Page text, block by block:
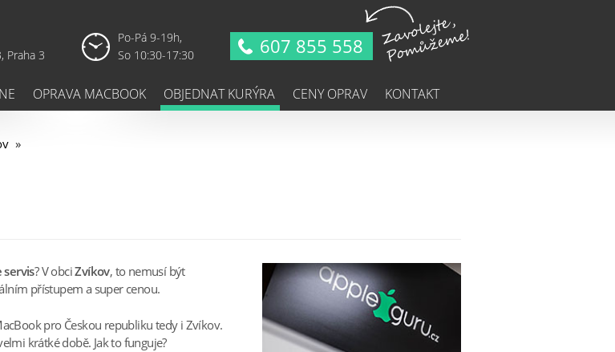
Praha 3
Po-Pá 9-19h,
So 10:30-17:30
607 855 558
OPRAVA MACBOOK OBJEDNAT KURÝRA CENY OPRAV KONTAKT
»
servis? V obciZvíkov, to nemusí být
přístupem a super cenou.
pro Českou republiku tedy i Zvíkov.
krátké době. Jak to funguje?